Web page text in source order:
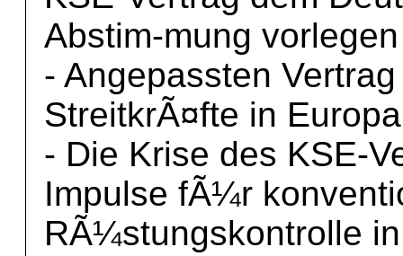
Abstim-mung vorlegen
- Angepassten
StreitkrÃ¤fte in
- Die Krise des KSE-
Impulse fÃ¼r
RÃ¼stungskontrolle